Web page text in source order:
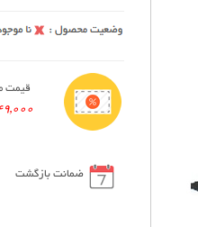
قیمت
49,000
ضمانت بازگشت